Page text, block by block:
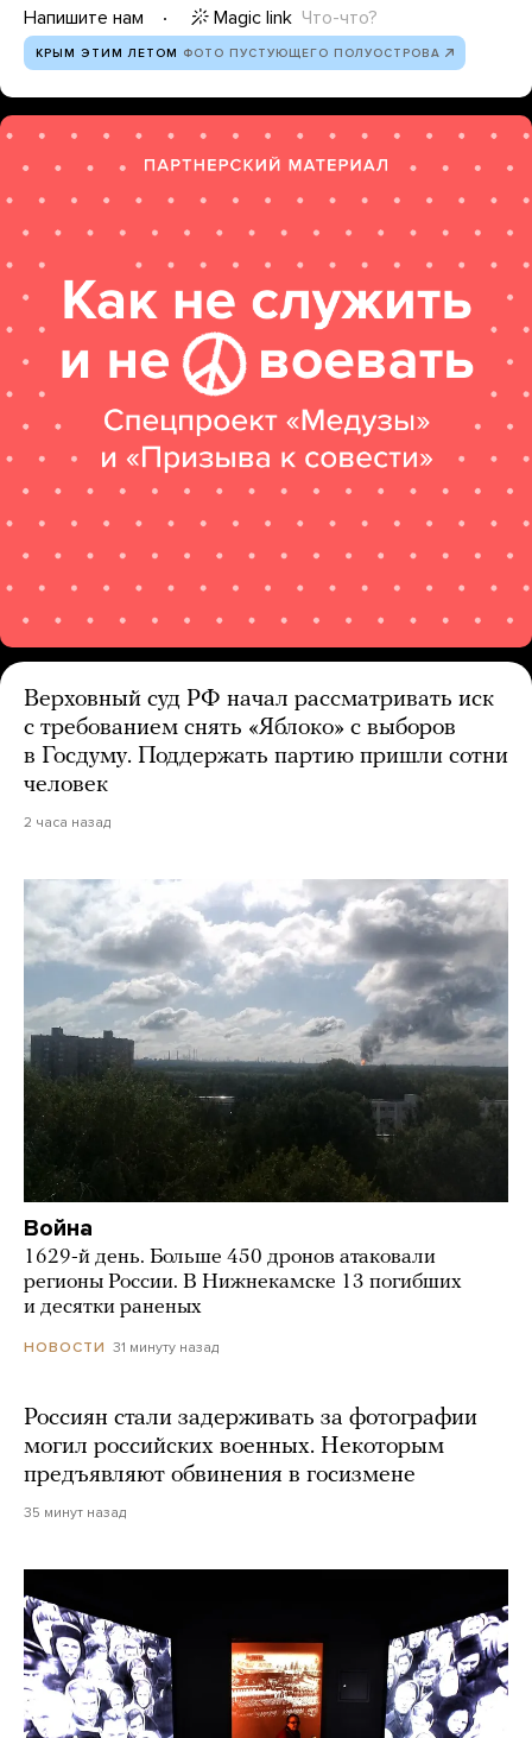
Напишите нам
Magic link Что-что?
КРЫМ ЭТИМ ЛЕТОМ ФОТО ПУСТУЮЩЕГО ПОЛУОСТРОВА
Верховный суд РФ начал рассматривать иск
с требованием снять «Яблоко» с выборов
в Госдуму. Поддержать партию пришли сотни
человек
2 часа назад
Война
1629-й день. Больше 450 дронов атаковали
регионы России. В Нижнекамске 13 погибших
и десятки раненых
НОВОСТИ 31 минуту назад
Россиян стали задерживать за фотографии
могил российских военных. Некоторым
предъявляют обвинения в госизмене
35 минут назад